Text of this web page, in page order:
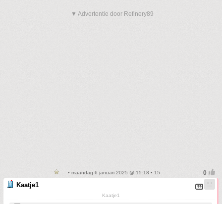
▼ Advertentie door Refinery89
• maandag 6 januari 2025 @ 15:18 • 15
Kaatje1
Kaatje1